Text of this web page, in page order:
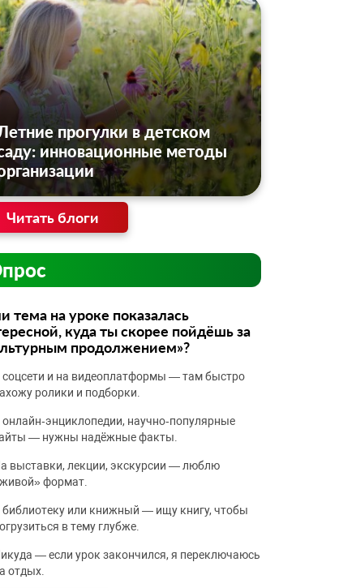
прогулки в детском
инновационные методы
Читать блоги
тема на уроке показалась
куда ты скорее пойдёшь за
продолжением»?
соцсети и на видеоплатформы — там быстро
ролики и подборки.
онлайн‑энциклопедии, научно‑популярные
— нужны надёжные факты.
выставки, лекции, экскурсии — люблю
формат.
библиотеку или книжный — ищу книгу, чтобы
в тему глубже.
— если урок закончился, я переключаюсь
отдых.